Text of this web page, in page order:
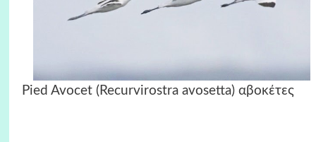
Pied Avocet (Recurvirostra avosetta) αβοκέτες